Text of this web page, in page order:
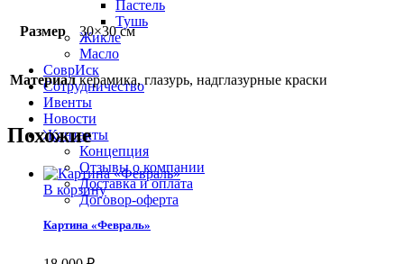
Пастель
Тушь
Жикле
Масло
СоврИск
Сотрудничество
Ивенты
Новости
Контакты
Концепция
Отзывы о компании
Доставка и оплата
Договор-оферта
Размер 30×30 см
Материал керамика, глазурь, надглазурные краски
Похожие
В корзину
Картина «Февраль»